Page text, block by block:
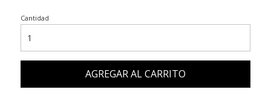
Cantidad
AGREGAR AL CARRITO